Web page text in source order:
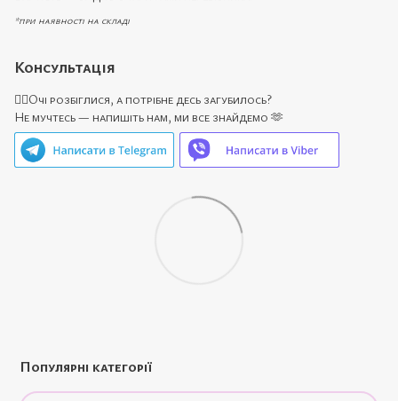
*при наявності на складі
Консультація
🙋‍♀️Очі розбіглися, а потрібне десь загубилось?
Не мучтесь — напишіть нам, ми все знайдемо 🫶
Популярні категорії